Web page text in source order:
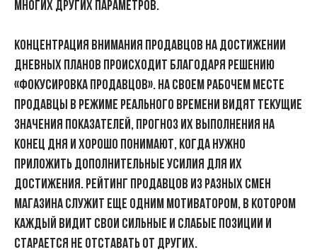
многих других параметров.
Концентрация внимания продавцов на достижении
дневных планов происходит благодаря решению
«Фокусировка продавцов». На своем рабочем месте
продавцы в режиме реального времени видят текущие
значения показателей, прогноз их выполнения на
конец дня и хорошо понимают, когда нужно
приложить дополнительные усилия для их
достижения. Рейтинг продавцов из разных смен
магазина служит еще одним мотиватором, в котором
каждый видит свои сильные и слабые позиции и
старается не отставать от других.